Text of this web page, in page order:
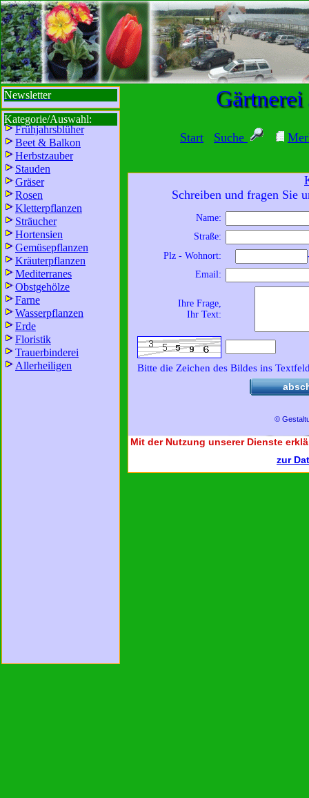
sbisbbib
Start Suche
Gärtnerei
Newsletter
Kategorie/Auswahl:
Frühjahrsblüher
Beet & Balkon
Herbstzauber
Stauden
Gräser
Rosen
Kletterpflanzen
Sträucher
Hortensien
Gemüsepflanzen
Kräuterpflanzen
Mediterranes
Obstgehölze
Farne
Wasserpflanzen
Erde
Floristik
Trauerbinderei
Allerheiligen
Wir sind für Sie da:
8 - 18 Uhr
8 - 13 Uhr
und freuen uns auf
Ihren Besuch.
Schreiben und fragen Sie
Name:
Straße:
Plz - Wohnort:
Email:
Ihre Frage,
Ihr Text:
Bitte die Zeichen des Bildes ins
©
Mit der Nutzung unserer Dienste
zur